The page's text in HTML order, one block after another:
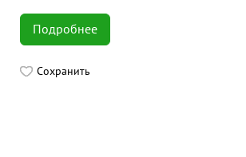
Подробнее
Сохранить